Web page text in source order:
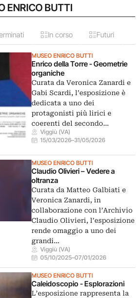
ENRICO BUTTI
In corso Futuri
MUSEO ENRICO BUTTI
Enrico della Torre - Geometrie
organiche
Curata da Veronica Zanardi e
Gabi Scardi, l’esposizione è
dedicata a uno dei
protagonisti più lirici e
coerenti del secondo…
Viggiù (VA)
15/03/2026–31/05/2026
MUSEO ENRICO BUTTI
Claudio Olivieri – Vedere a
oltranza
Curata da Matteo Galbiati e
Veronica Zanardi, in
collaborazione con l’Archivio
Claudio Olivieri, l’esposizione
rende omaggio a uno dei
grandi…
Viggiù (VA)
05/10/2025–07/01/2026
MUSEO ENRICO BUTTI
Caleidoscopio - Esplorazioni
L’esposizione rappresenta la